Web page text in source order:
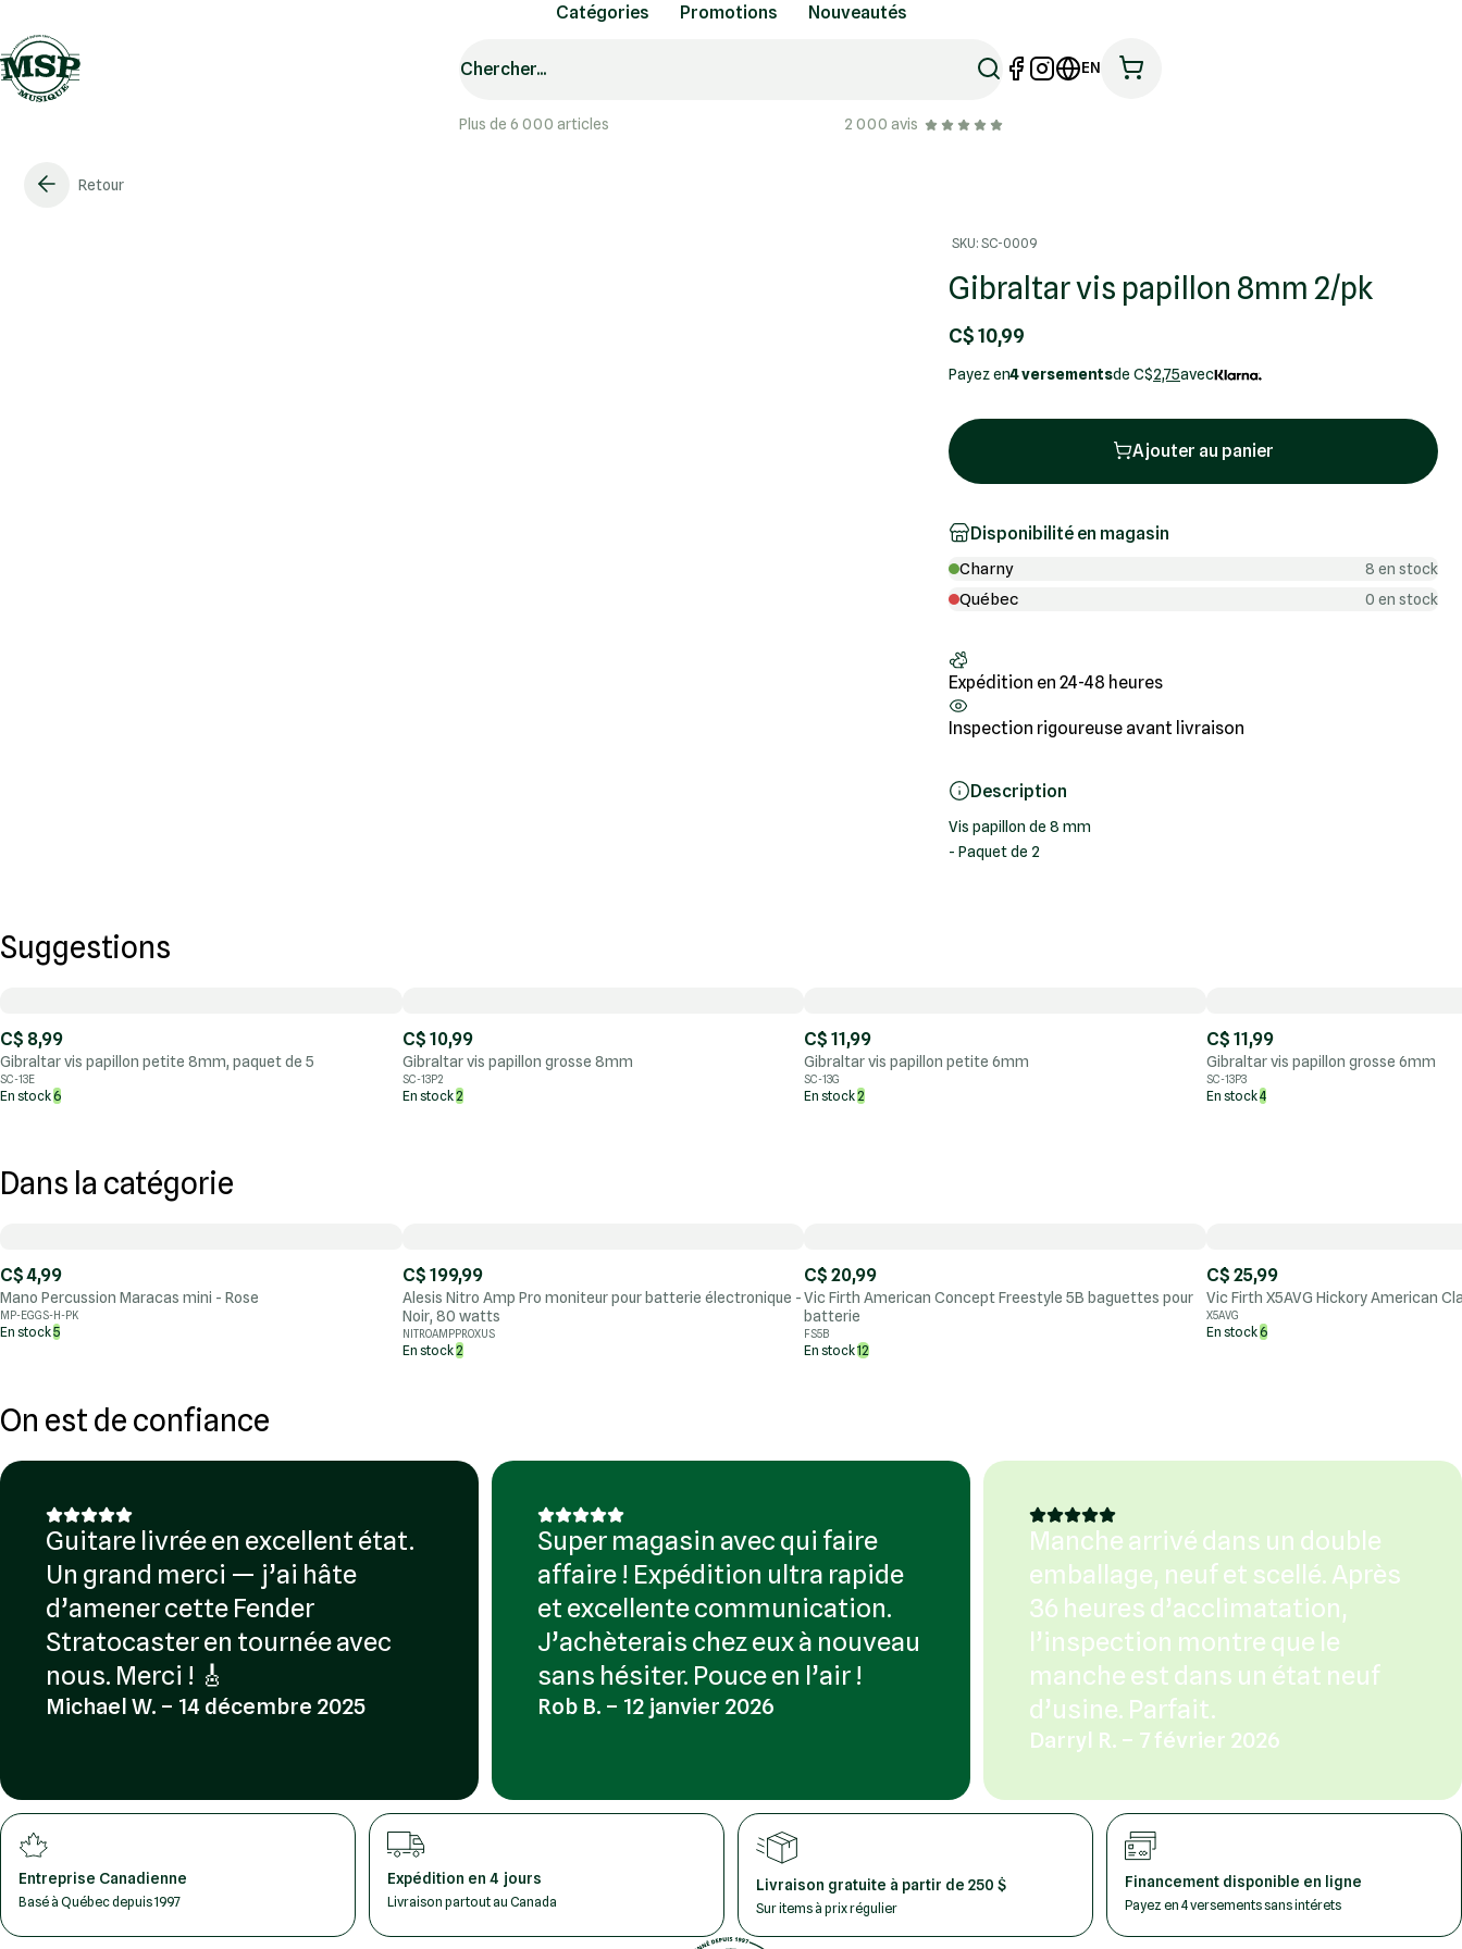
Catégories Promotions Nouveautés
Chercher...
Plus de 6 000 articles 2 000 avis
EN
Retour
SKU: SC-0009
Gibraltar vis papillon 8mm 2/pk
C$ 10,99
Payez en4 versementsde C$2,75avec
Ajouter au panier
Disponibilité en magasin
Charny 8 en stock
Québec 0 en stock
Expédition en 24-48 heures
Inspection rigoureuse avant livraison
Description
Vis papillon de 8 mm
- Paquet de 2
Suggestions
C$ 8,99
Gibraltar vis papillon petite 8mm, paquet de 5
SC-13E
En stock6
C$ 10,99
Gibraltar vis papillon grosse 8mm
SC-13P2
En stock2
C$ 11,99
Gibraltar vis papillon petite 6mm
SC-13G
En stock2
C$ 11,99
Gibraltar vis papillon grosse 6mm
SC-13P3
En stock4
Dans la catégorie
C$ 4,99
Mano Percussion Maracas mini - Rose
MP-EGGS-H-PK
En stock5
C$ 199,99
Alesis Nitro Amp Pro moniteur pour batterie électronique -
Noir, 80 watts
NITROAMPPROXUS
En stock2
C$ 20,99
Vic Firth American Concept Freestyle 5B baguettes pour
batterie
FS5B
En stock12
C$ 25,99
Vic Firth X5AVG Hickory American
X5AVG
En stock6
On est de confiance
Guitare livrée en excellent état.
Un grand merci — j’ai hâte
d’amener cette Fender
Stratocaster en tournée avec
nous. Merci ! 🎸
Michael W. – 14 décembre 2025
Super magasin avec qui faire
affaire ! Expédition ultra rapide
et excellente communication.
J’achèterais chez eux à nouveau
sans hésiter. Pouce en l’air !
Rob B. – 12 janvier 2026
Manche arrivé dans un double
emballage, neuf et scellé. Après
36 heures d’acclimatation,
l’inspection montre que le
manche est dans un état neuf
d’usine. Parfait.
Darryl R. – 7 février 2026
Entreprise Canadienne
Basé à Québec depuis 1997
Expédition en 4 jours
Livraison partout au Canada
Livraison gratuite à partir de 250 $
Sur items à prix régulier
Financement disponible en ligne
Payez en 4 versements sans intérets